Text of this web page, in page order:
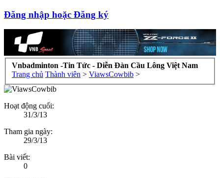
Đăng nhập hoặc Đăng ký
Vnbadminton -Tin Tức - Diễn Đàn Cầu Lông Việt Nam
Trang chủ Thành viên > ViawsCowbib >
Hoạt động cuối:
31/3/13
Tham gia ngày:
29/3/13
Bài viết:
0